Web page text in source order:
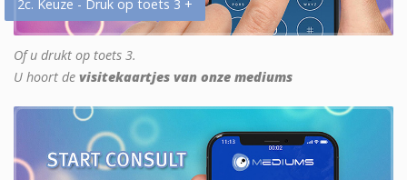
2c. Keuze - Druk op toets 3 +
Of u drukt op toets 3.
U hoort de visitekaartjes van onze mediums